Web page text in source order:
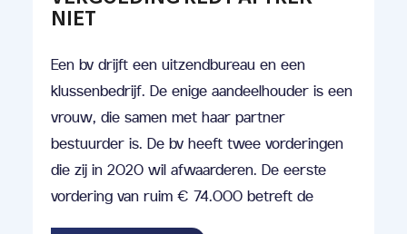
NIET
Een bv drijft een uitzendbureau en een
klussenbedrijf. De enige aandeelhouder is een
vrouw, die samen met haar partner
bestuurder is. De bv heeft twee vorderingen
die zij in 2020 wil afwaarderen. De eerste
vordering van ruim € 74.000 betreft de